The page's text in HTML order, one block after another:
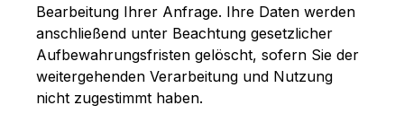
Bearbeitung Ihrer Anfrage. Ihre Daten werden
anschließend unter Beachtung gesetzlicher
Aufbewahrungsfristen gelöscht, sofern Sie der
weitergehenden Verarbeitung und Nutzung
nicht zugestimmt haben.